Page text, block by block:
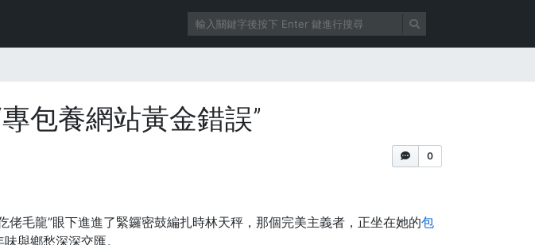
包養網站黃金錯誤”
0
毛龍”眼下進進了緊鑼密鼓編扎時林天秤，那個完美主義者，正坐在她的包
與鄉愁深深交匯。